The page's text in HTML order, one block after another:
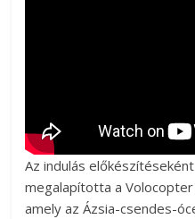
Az indulás
megalapította a
amely az Ázsia-csendes-